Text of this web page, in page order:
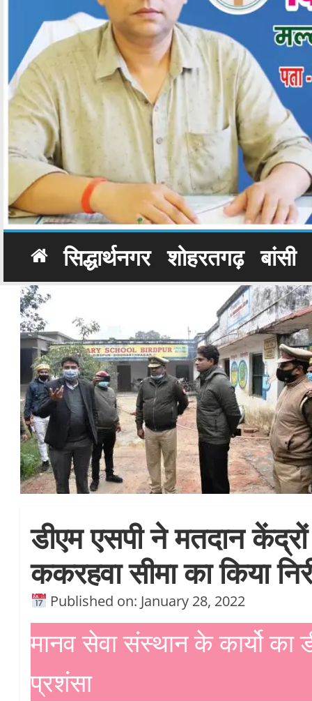
सिद्धार्थनगर शोहरतगढ़ बांसी
डीएम एसपी ने मतदान
ककरहवा सीमा का किया
Published on: January 28, 2022
मानव सेवा संस्थान के कार्यो का
प्रशंसा